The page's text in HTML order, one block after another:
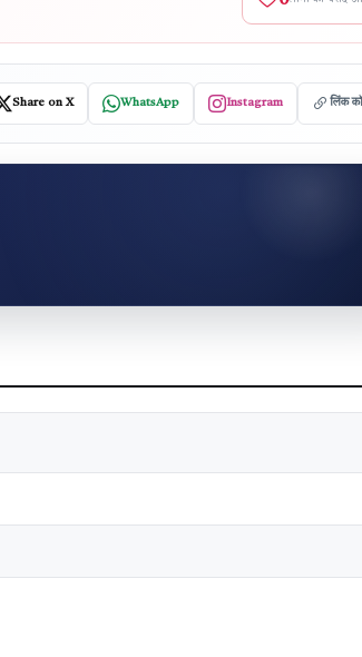
Share on X WhatsApp Instagram लिंक